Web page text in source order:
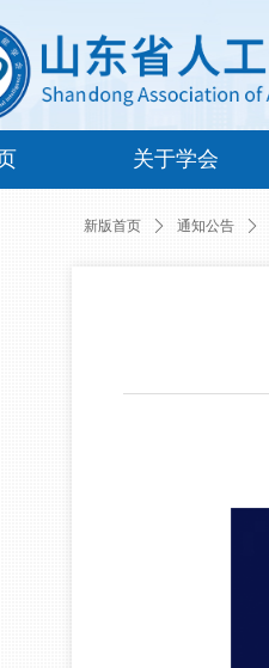
关于学会
新版首页 ꄲ 通知公告 ꄲ